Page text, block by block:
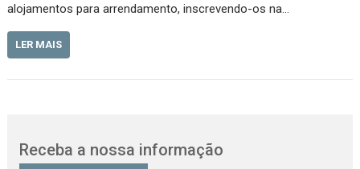
alojamentos para arrendamento, inscrevendo-os na…
LER MAIS
Receba a nossa informação